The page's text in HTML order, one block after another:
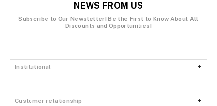
NEWS FROM US
Subscribe to Our Newsletter!Be the First to Know About All
Discounts and Opportunities!
Institutional
Customer relationship